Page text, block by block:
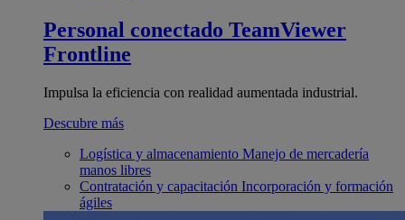
Personal conectado TeamViewer
Frontline
Impulsa la eficiencia con realidad aumentada industrial.
Descubre más
Logística y almacenamiento Manejo de mercadería
manos libres
Contratación y capacitación Incorporación y formación
ágiles